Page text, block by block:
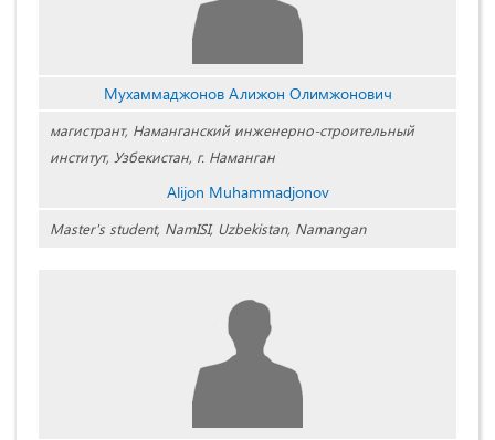
Мухаммаджонов Алижон Олимжонович
магистрант, Наманганский инженерно-строительный
институт, Узбекистан, г. Наманган
Alijon Muhammadjonov
Master's student, NamISI, Uzbekistan, Namangan